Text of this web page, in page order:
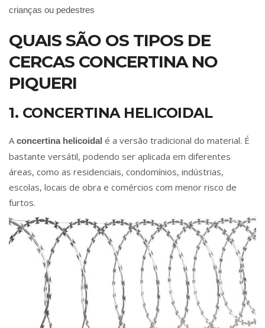
crianças ou pedestres
QUAIS SÃO OS TIPOS DE
CERCAS CONCERTINA NO
PIQUERI
1. CONCERTINA HELICOIDAL
A concertina helicoidal é a versão tradicional do material. É
bastante versátil, podendo ser aplicada em diferentes
áreas, como as residenciais, condomínios, indústrias,
escolas, locais de obra e comércios com menor risco de
furtos.